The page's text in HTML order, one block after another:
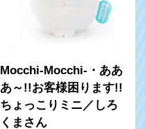
Mocchi-Mocchi-・ああ
あ～!!お客様困ります!!
ちょっこりミニ／しろ
くまさん